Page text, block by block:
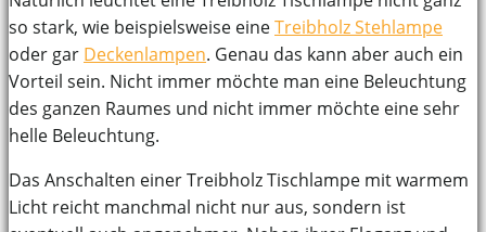
so stark, wie beispielsweise eineTreibholz Stehlampe
oder gar Deckenlampen. Genau das kann aber auch ein
Vorteil sein. Nicht immer möchte man eine Beleuchtung
des ganzen Raumes und nicht immer möchte eine sehr
helle Beleuchtung.
Das Anschalten einer Treibholz Tischlampe mit warmem
Licht reicht manchmal nicht nur aus, sondern ist